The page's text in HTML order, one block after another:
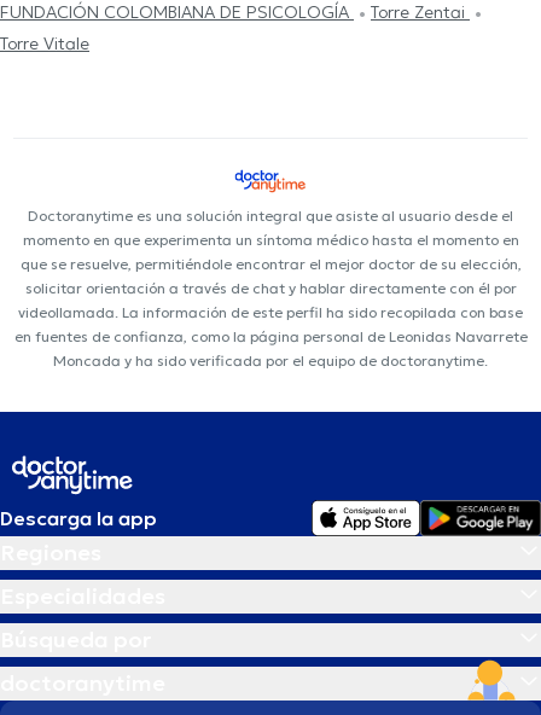
FUNDACIÓN COLOMBIANA DE PSICOLOGÍA
Torre Zentai
Torre Vitale
Doctoranytime es una solución integral que asiste al usuario desde el
momento en que experimenta un síntoma médico hasta el momento en
que se resuelve, permitiéndole encontrar el mejor doctor de su elección,
solicitar orientación a través de chat y hablar directamente con él por
videollamada. La información de este perfil ha sido recopilada con base
en fuentes de confianza, como la página personal de Leonidas Navarrete
Moncada y ha sido verificada por el equipo de doctoranytime.
Descarga la app